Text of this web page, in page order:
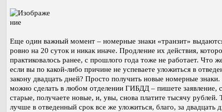
Еще один важный момент – номерные знаки «транзит»
ровно на 20 суток и никак иначе. Продление их действия,
практиковалось ранее, с прошлого года тоже не работает. Что
если вы по какой-либо причине не успеваете уложиться в
закону двадцать дней? Просто получить новые номерные
можно сделать в любом отделении ГИБДД – пишете заявление,
старые, получаете новые, и, увы, снова платите тысячу рублей.
лучше в отведенный срок все же уложиться, благо, за двадцать